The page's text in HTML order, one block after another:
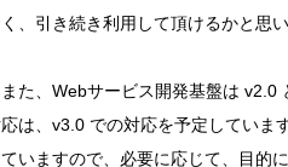
、引き続き利用して頂けるかと思い
た、Webサービス開発基盤は v2.0
は、v3.0 での対応を予定していま
ていますので、必要に応じて、目的